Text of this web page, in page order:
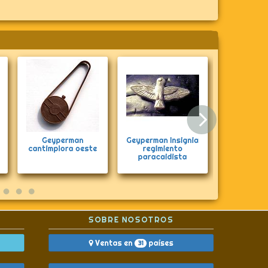
Geyperman
cantimplora oeste
Geyperman Insignia
regimiento
paracaidista
SOBRE NOSOTROS
Ventas en 31 países